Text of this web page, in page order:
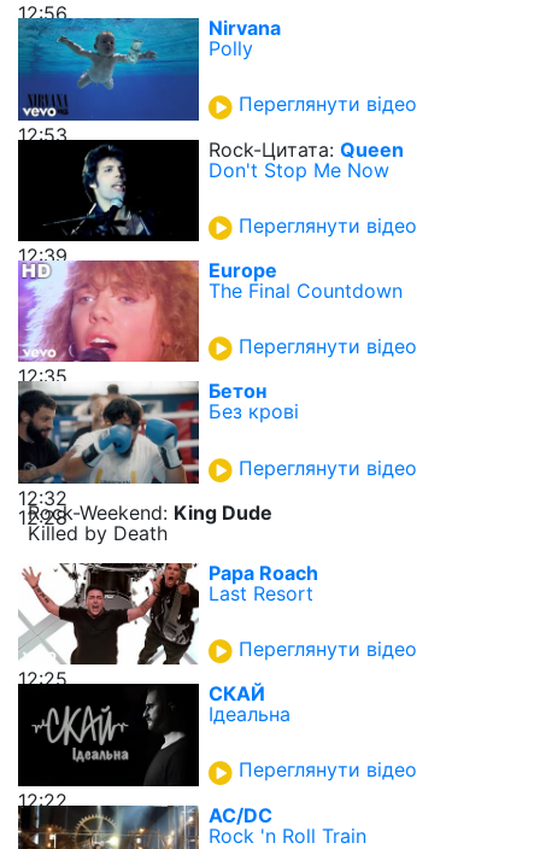
12:56
12:53
Nirvana
Polly
Переглянути відео
12:39
Rock-Цитата: Queen
Don't Stop Me Now
Переглянути відео
12:35
Europe
The Final Countdown
Переглянути відео
12:32
Бетон
Без крові
Переглянути відео
12:28
Rock-Weekend: King Dude
Killed by Death
12:25
Papa Roach
Last Resort
Переглянути відео
12:22
СКАЙ
Ідеальна
Переглянути відео
AC/DC
Rock 'n Roll Train